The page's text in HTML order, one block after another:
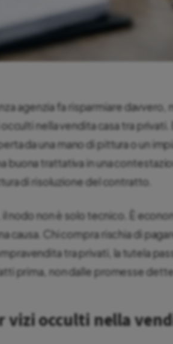
agenzia fa risparmiare davvero,
nella vendita casa tra privati.
da una mano di pittura o un
buona trattativa in una
di risoluzione del contratto.
il nodo non è solo tecnico. È
causa. Chi compra rischia di
tra privati, la tutela
prima, non dalle promesse dette
vizi occulti nella